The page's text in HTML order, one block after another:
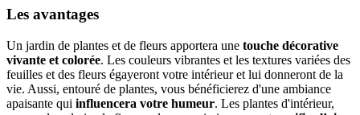
Les avantages
Un jardin de plantes et de fleurs apportera une touche décorative
vivante et colorée. Les couleurs vibrantes et les textures variées des
feuilles et des fleurs égayeront votre intérieur et lui donneront de la
vie. Aussi, entouré de plantes, vous bénéficierez d'une ambiance
apaisante qui influencera votre humeur. Les plantes d'intérieur,